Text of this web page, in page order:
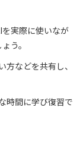
実際に使いなが
う。
などを共有し、
時間に学び復習で